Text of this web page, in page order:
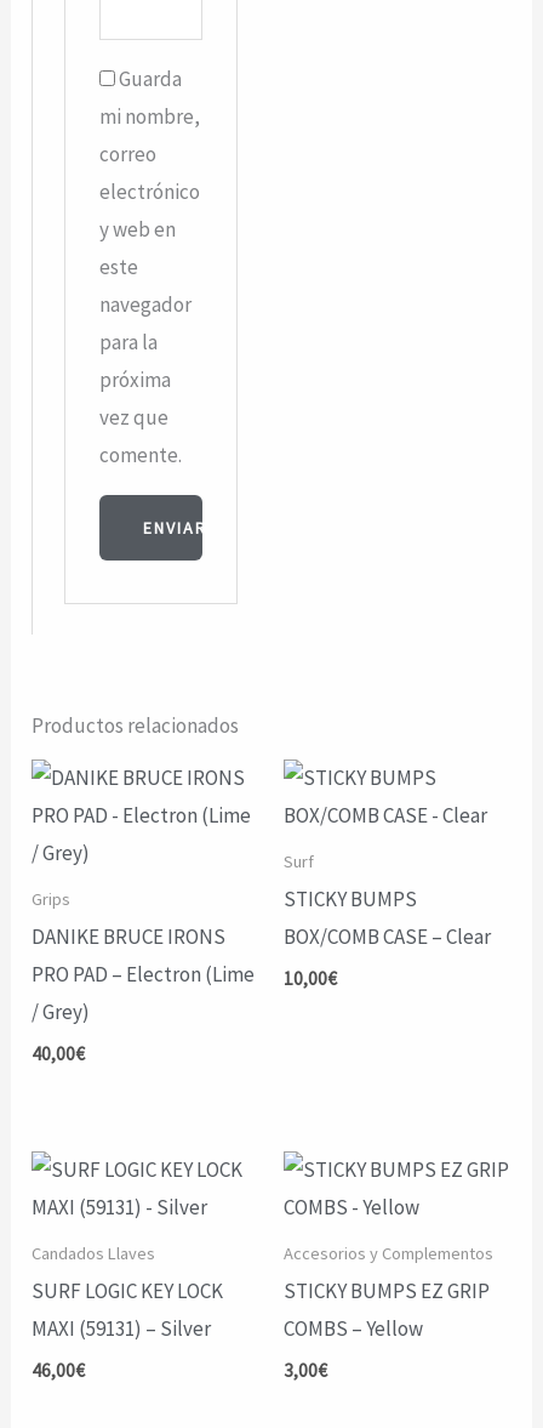
Guarda
mi nombre,
correo
electrónico
y web en
este
navegador
para la
próxima
vez que
comente.
Productos relacionados
Grips
DANIKE BRUCE IRONS
PRO PAD – Electron (Lime
/ Grey)
40,00€
Surf
STICKY BUMPS
BOX/COMB CASE – Clear
10,00€
Candados Llaves
SURF LOGIC KEY LOCK
MAXI (59131) – Silver
46,00€
Accesorios y Complementos
STICKY BUMPS EZ GRIP
COMBS – Yellow
3,00€